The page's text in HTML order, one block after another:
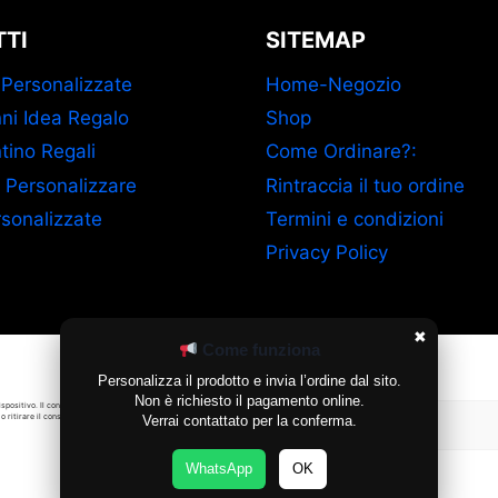
Gestisci Consenso Cookie
Il consenso a queste
ritirare il consenso può
Accetta
Idea Regalo
Regali
SITEMAP
Home-Negozio
Shop
Come Ordinare?:
Rintraccia il tuo ordine
Termini e condizioni
Privacy Policy
✖
Come funziona
Personalizza il prodotto e invia l’ordine dal sito.
Non è richiesto il pagamento online.
Verrai contattato per la conferma.
WhatsApp OK